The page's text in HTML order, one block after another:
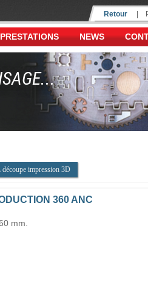
Retour
NEWS
impression 3D
360 ANC
mm.